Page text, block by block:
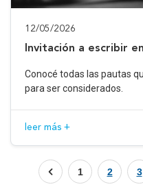
12/05/2026
Invitación a escribir
Conocé todas las pautas
para ser considerados.
leer más +
1 2 3